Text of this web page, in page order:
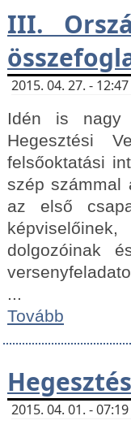
III.
2015. 04. 27. -
Idén is nagy
Hegesztési
felsőoktatási
szép számmal
az első
dolgozóinak
...
Tovább
2015. 04. 01. -